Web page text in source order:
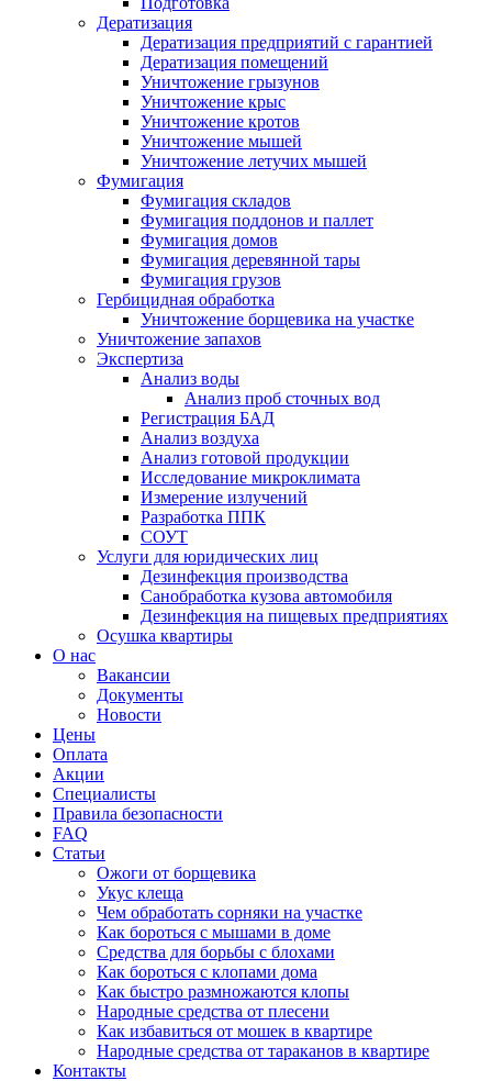
Дератизация
Дератизация предприятий с гарантией
Дератизация помещений
Уничтожение грызунов
Уничтожение крыс
Уничтожение кротов
Уничтожение мышей
Уничтожение летучих мышей
Фумигация
Фумигация складов
Фумигация поддонов и паллет
Фумигация домов
Фумигация деревянной тары
Фумигация грузов
Гербицидная обработка
Уничтожение борщевика на участке
Уничтожение запахов
Экспертиза
Анализ воды
Анализ проб сточных вод
Регистрация БАД
Анализ воздуха
Анализ готовой продукции
Исследование микроклимата
Измерение излучений
Разработка ППК
СОУТ
Услуги для юридических лиц
Дезинфекция производства
Санобработка кузова автомобиля
Дезинфекция на пищевых предприятиях
Осушка квартиры
О нас
Вакансии
Документы
Новости
Цены
Оплата
Акции
Специалисты
Правила безопасности
FAQ
Статьи
Ожоги от борщевика
Укус клеща
Чем обработать сорняки на участке
Как бороться с мышами в доме
Средства для борьбы с блохами
Как бороться с клопами дома
Как быстро размножаются клопы
Народные средства от плесени
Как избавиться от мошек в квартире
Народные средства от тараканов в квартире
Контакты